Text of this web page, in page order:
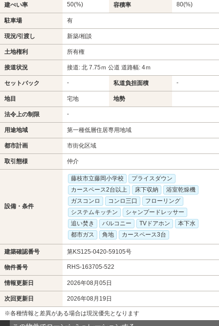
建ぺい率 50(%) 容積率 80(%)
駐車場 有
現況/引渡し 新築/相談
土地権利 所有権
接道状況 接道: 北 7.75ｍ 公道 道路幅: 4ｍ
セットバック - 私道負担面積 -
地目 宅地 地勢
法令上の制限 -
用途地域 第一種低層住居専用地域
都市計画 市街化区域
取引態様 仲介
設備・条件
藤枝市立藤岡小学校
プライスダウン
カースペース2台以上
床下収納
浴室乾燥機
ガスコンロ
コンロ三口
フローリング
システムキッチン
シャンプードレッサー
追い焚き
バルコニー TVドアホン
本下水
都市ガス
角地 カースペース3台
建築確認番号 第KS125-0420-59105号
物件番号 RHS-163705-522
情報更新日 2026年08月05日
次回更新日 2026年08月19日
※各種情報と差異がある場合は現況優先となります